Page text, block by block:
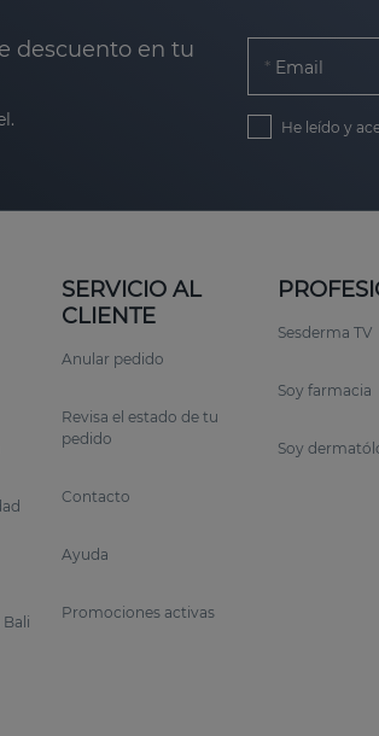
descuento en tu
Email
He leído y
SERVICIO AL
CLIENTE
Anular pedido
Revisa el estado de tu
pedido
Contacto
Ayuda
Promociones activas
Sesderma TV
Soy farmacia
Soy